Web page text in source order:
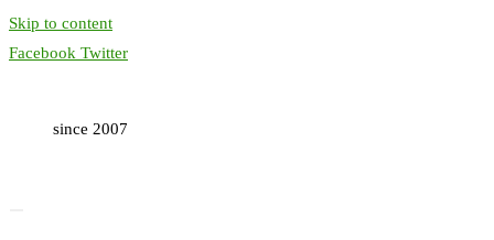
Skip to content
Facebook Twitter
since 2007